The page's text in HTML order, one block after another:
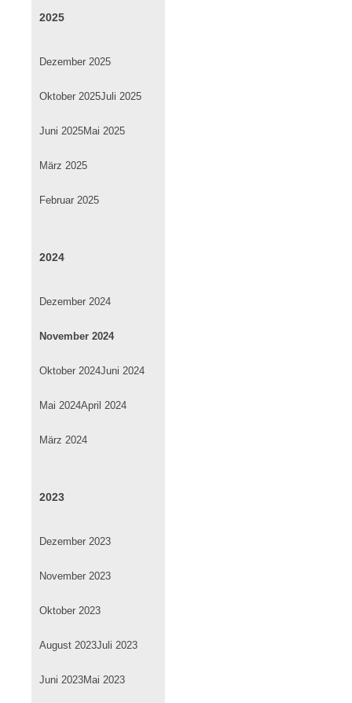
2025
Dezember 2025
Oktober 2025Juli 2025
Juni 2025Mai 2025
März 2025
Februar 2025
2024
Dezember 2024
November 2024
Oktober 2024Juni 2024
Mai 2024April 2024
März 2024
2023
Dezember 2023
November 2023
Oktober 2023
August 2023Juli 2023
Juni 2023Mai 2023